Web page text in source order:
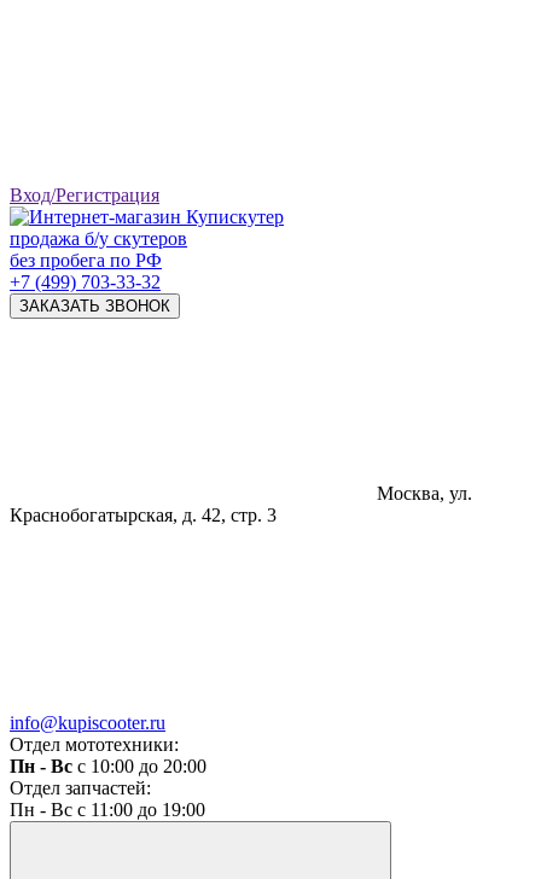
Вход/Регистрация
продажа б/у скутеров
без пробега по РФ
+7 (499) 703-33-32
ЗАКАЗАТЬ ЗВОНОК
Москва, ул.
Краснобогатырская, д. 42, стр. 3
info@kupiscooter.ru
Отдел мототехники:
Пн - Вс с 10:00 до 20:00
Отдел запчастей:
Пн - Вс с 11:00 до 19:00